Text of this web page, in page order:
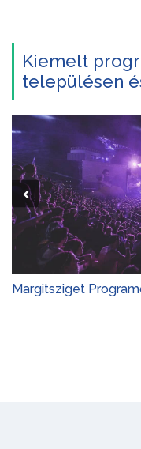
Kiemelt
településen
Margitsziget